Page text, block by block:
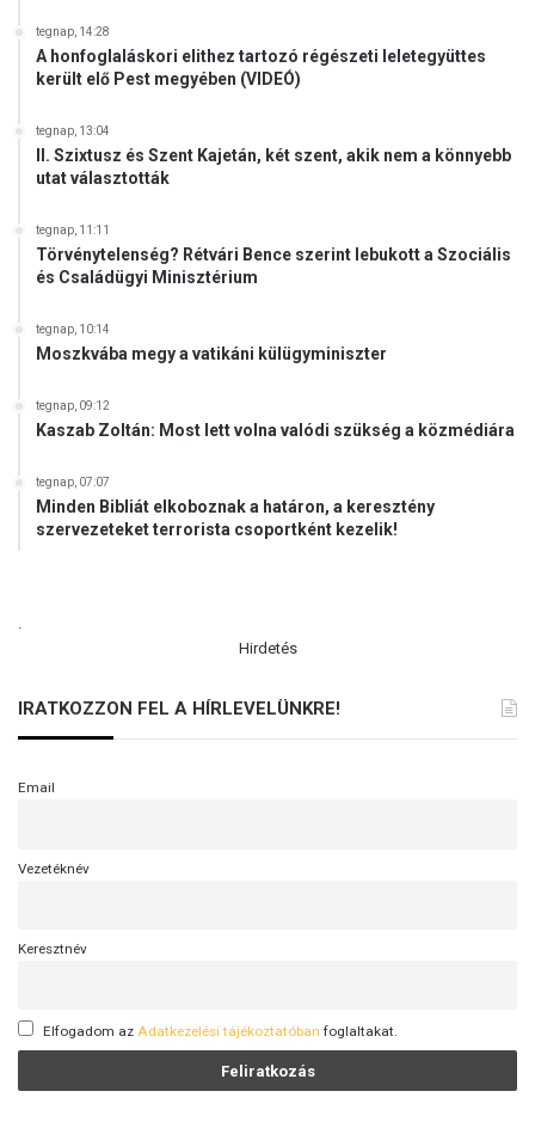
tegnap, 14:28
A honfoglaláskori elithez tartozó régészeti leletegyüttes
került elő Pest megyében (VIDEÓ)
tegnap, 13:04
II. Szixtusz és Szent Kajetán, két szent, akik nem a könnyebb
utat választották
tegnap, 11:11
Törvénytelenség? Rétvári Bence szerint lebukott a Szociális
és Családügyi Minisztérium
tegnap, 10:14
Moszkvába megy a vatikáni külügyminiszter
tegnap, 09:12
Kaszab Zoltán: Most lett volna valódi szükség a közmédiára
tegnap, 07:07
Minden Bibliát elkoboznak a határon, a keresztény
szervezeteket terrorista csoportként kezelik!
.
Hirdetés
IRATKOZZON FEL A HÍRLEVELÜNKRE!
Email
Vezetéknév
Keresztnév
Elfogadom az Adatkezelési tájékoztatóban foglaltakat.